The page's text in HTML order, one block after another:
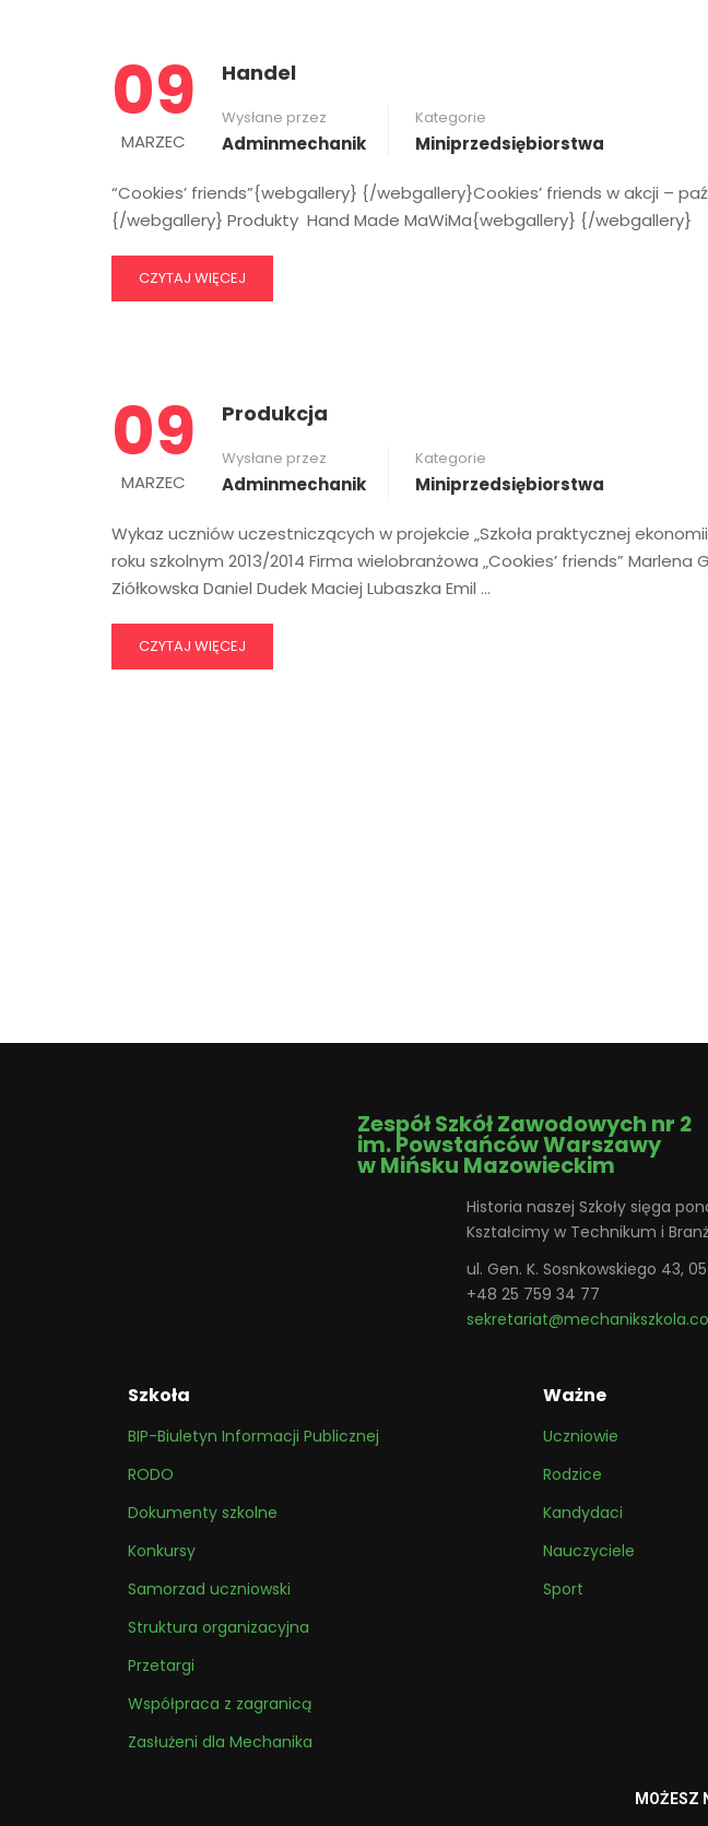
09
MARZEC
Handel
Wysłane przez
Adminmechanik
Kategorie
Miniprzedsiębiorstwa
“Cookies’ friends”{webgallery} {/webgallery}Cookies’ friends w akcji –
{/webgallery} Produkty Hand Made MaWiMa{webgallery} {/webgallery}
CZYTAJ WIĘCEJ
09
MARZEC
Produkcja
Wysłane przez
Adminmechanik
Kategorie
Miniprzedsiębiorstwa
Wykaz uczniów uczestniczących w projekcie „Szkoła praktycznej
roku szkolnym 2013/2014 Firma wielobranżowa „Cookies’ friends” Marlena
Ziółkowska Daniel Dudek Maciej Lubaszka Emil …
CZYTAJ WIĘCEJ
Zespół Szkół Zawodowych nr 2
im. Powstańców Warszawy
w Mińsku Mazowieckim
Historia naszej Szkoły sięga
Kształcimy w Technikum i
ul. Gen. K. Sosnkowskiego 43,
+48 25 759 34 77
Szkoła
BIP-Biuletyn Informacji Publicznej
RODO
Dokumenty szkolne
Konkursy
Samorzad uczniowski
Struktura organizacyjna
Przetargi
Współpraca z zagranicą
Zasłużeni dla Mechanika
Ważne
Uczniowie
Rodzice
Kandydaci
Nauczyciele
Sport
MOŻESZ